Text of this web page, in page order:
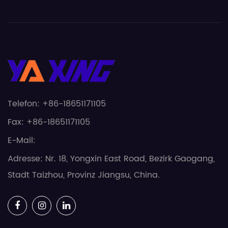
Telefon: +86-18651171105
Fax: +86-18651171105
E-Mail:
Adresse: Nr. 18, Yongxin East Road, Bezirk Gaogang,
Stadt Taizhou, Provinz Jiangsu, China.